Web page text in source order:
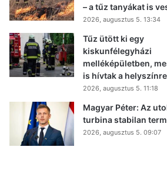
– a tűz tanyákat is
2026, augusztus 5. 13:34
Tűz ütött ki egy
kiskunfélegyházi
melléképületben,
is hívtak a helyszínre
2026, augusztus 5. 11:18
Magyar Péter: Az
turbina stabilan
2026, augusztus 5. 09:07